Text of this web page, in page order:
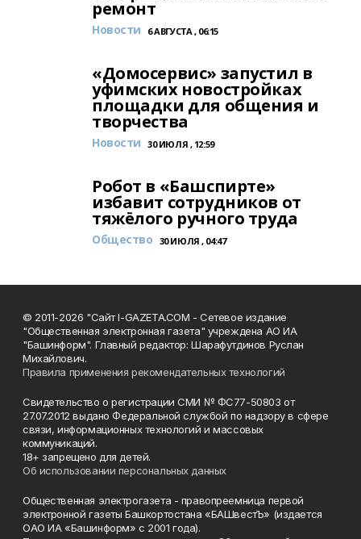
ремонт
Новости 6 АВГУСТА , 06:15
«Домосервис» запустил в
уфимских новостройках
площадки для общения и
творчества
Новости 30 ИЮЛЯ , 12:59
Робот в «Башспирте»
избавит сотрудников от
тяжёлого ручного труда
Общество 30 ИЮЛЯ , 04:47
© 2011-2026 "Сайт I-GAZETA.COM - Сетевое издание
"Общественная электронная газета" учреждена АО ИА
"Башинформ". Главный редактор: Шарафутдинов Руслан
Михайлович.
Правила применения рекомендательных технологий
Свидетельство о регистрации СМИ № ФС77-50803 от
27.07.2012 выдано Федеральной службой по надзору в сфере
связи, информационных технологий и массовых
коммуникаций.
18+ запрещено для детей.
Об использовании персональных данных
Общественная электрогазета - правопреемница первой
электронной газеты Башкортостана «БАШвестЪ» (издается
ОАО ИА «Башинформ» с 2001 года).